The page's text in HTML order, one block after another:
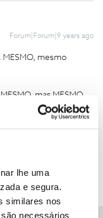
lhe uma
e segura.
similares nos
necessários
Forum|Forum|9 years ago
MESMO, mesmo
mas MESMO
que tu és.
na tailandia a